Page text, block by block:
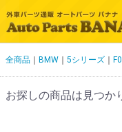
全商品 BMW 5シリーズ
お探しの商品は見つか